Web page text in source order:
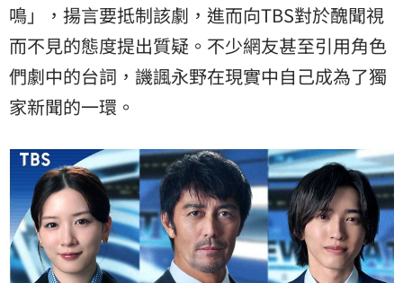
鳴」，揚言要抵制該劇，進而向TBS對於醜聞視
而不見的態度提出質疑。不少網友甚至引用角色
們劇中的台詞，譏諷永野在現實中自己成為了獨
家新聞的一環。